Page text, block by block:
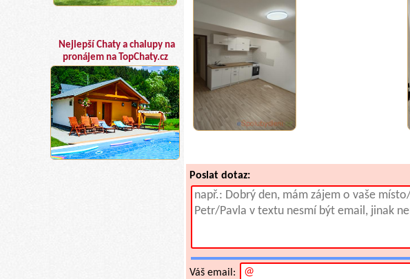
Nejlepší Chaty a chalupy na
pronájem na TopChaty.cz
Poslat dotaz:
Váš email: